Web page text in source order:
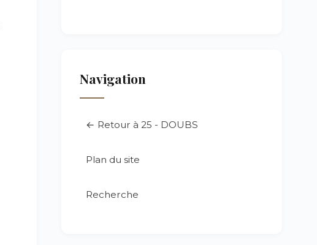
Navigation
← Retour à 25 - DOUBS
Plan du site
Recherche